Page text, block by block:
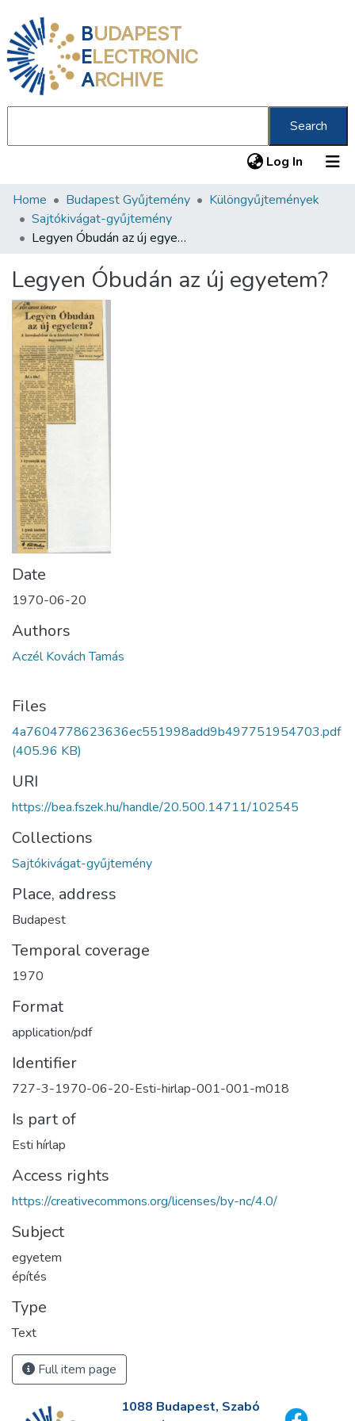
BUDAPEST
ELECTRONIC
ARCHIVE
Search
Log In (current)
Communities & Collections
All of DSpace
About us
Home Budapest Gyűjtemény
Különgyűjtemények
Sajtókivágat-gyűjtemény
Legyen Óbudán az új egyetem?
Legyen Óbudán az új egyetem?
Date
1970-06-20
Authors
Aczél Kovách Tamás
Files
4a7604778623636ec551998add9b497751954703.pdf
(405.96 KB)
URI
https://bea.fszek.hu/handle/20.500.14711/102545
Collections
Sajtókivágat-gyűjtemény
Place, address
Budapest
Temporal coverage
1970
Format
application/pdf
Identifier
727-3-1970-06-20-Esti-hirlap-001-001-m018
Is part of
Esti hírlap
Access rights
https://creativecommons.org/licenses/by-nc/4.0/
Subject
egyetem
építés
Type
Text
Full item page
1088 Budapest, Szabó